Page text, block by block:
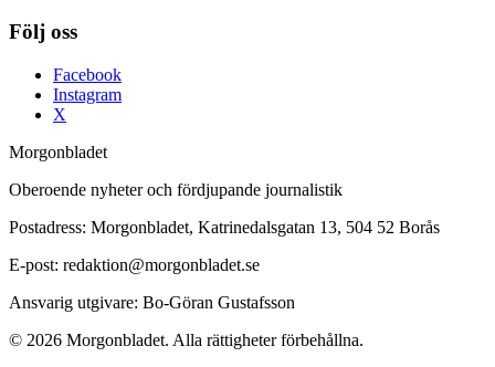
Följ oss
Facebook
Instagram
X
Morgonbladet
Oberoende nyheter och fördjupande journalistik
Postadress: Morgonbladet, Katrinedalsgatan 13, 504 52 Borås
E-post: redaktion@morgonbladet.se
Ansvarig utgivare: Bo-Göran Gustafsson
© 2026 Morgonbladet. Alla rättigheter förbehållna.